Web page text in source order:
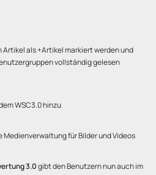
Artikel als +Artikel markiert werden und
vollständig gelesen
WSC3.0 hinzu
Medienverwaltung für Bilder und Videos
3.0gibt den Benutzern nun auch im